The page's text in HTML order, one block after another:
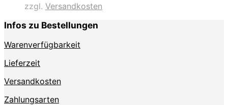
zzgl. Versandkosten
Infos zu Bestellungen
Warenverfügbarkeit
Lieferzeit
Versandkosten
Zahlungsarten